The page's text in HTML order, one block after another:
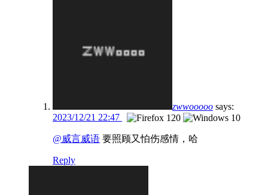
zwwooooo says:
2023/12/21 22:47
@威言威语 要照顾又怕伤感情，哈
Reply